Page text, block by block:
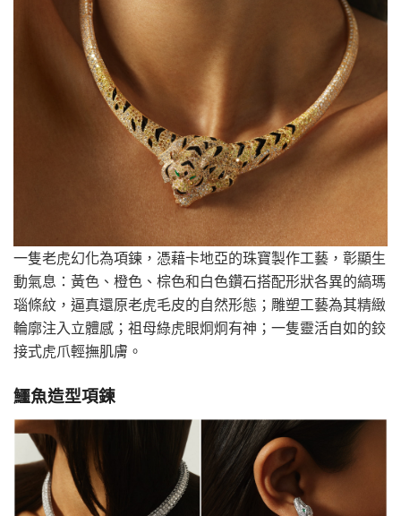
一隻老虎幻化為項鍊，憑藉卡地亞的珠寶製作工藝，彰顯生
動氣息：黃色、橙色、棕色和白色鑽石搭配形狀各異的縞瑪
瑙條紋，逼真還原老虎毛皮的自然形態；雕塑工藝為其精緻
輪廓注入立體感；祖母綠虎眼炯炯有神；一隻靈活自如的鉸
接式虎爪輕撫肌膚。
鱷魚造型項鍊